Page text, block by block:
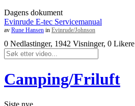
Dagens dokument
Evinrude E-tec Servicemanual
av Rune Hansen in Evinrude/Johnson
0 Nedlastinger, 1942 Visninger, 0 Likere
Camping/Friluft
Siste nye